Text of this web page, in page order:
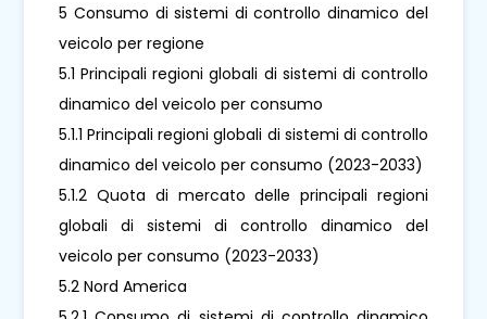
5 Consumo di sistemi di controllo dinamico del
veicolo per regione
5.1 Principali regioni globali di sistemi di controllo
dinamico del veicolo per consumo
5.1.1 Principali regioni globali di sistemi di controllo
dinamico del veicolo per consumo (2023-2033)
5.1.2 Quota di mercato delle principali regioni
globali di sistemi di controllo dinamico del
veicolo per consumo (2023-2033)
5.2 Nord America